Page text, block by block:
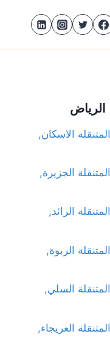
الاسكان,
الجزيرة,
الرائد,
الربوة,
السلي,
العريجاء,